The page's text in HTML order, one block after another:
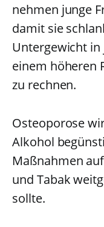
nehmen junge
damit sie
Untergewicht in
einem höheren
zu rechnen.
Osteoporose
Alkohol
Maßnahmen
und Tabak
sollte.